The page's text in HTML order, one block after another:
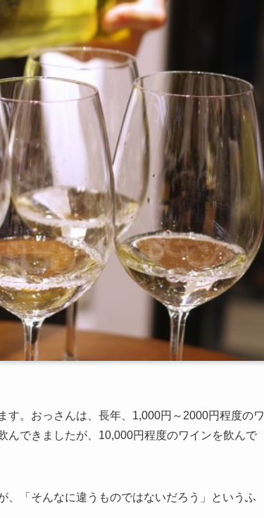
す。おっさんは、長年、1,000円～2000円程度のワ
んできましたが、10,000円程度のワインを飲んで
、「そんなに違うものではないだろう」というふ